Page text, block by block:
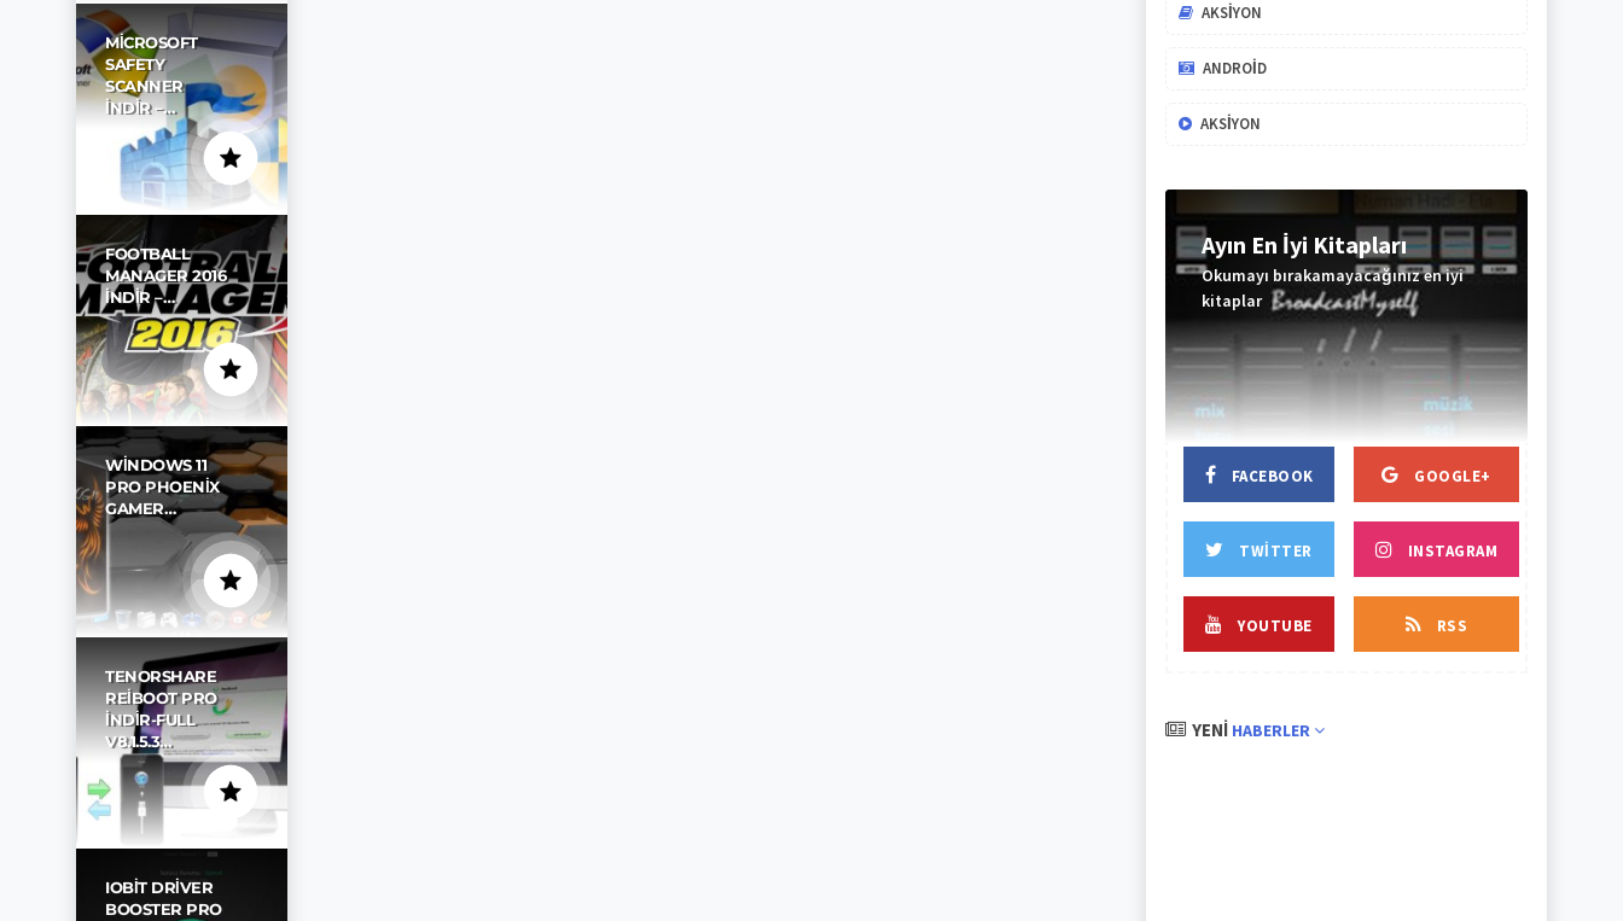
MICROSOFT
SAFETY
SCANNER
İNDIR –…
FOOTBALL
MANAGER 2016
İNDIR –…
WINDOWS 11
PRO PHOENIX
GAMER…
TENORSHARE
REIBOOT PRO
İNDIR-FULL
V8.1.5.3…
IOBIT DRIVER
BOOSTER PRO
AKSIYON
ANDROID
AKSIYON
Ayın En İyi Kitapları
Okumayı bırakamayacağınız en iyi
kitaplar
BAŞLIK
FACEBOOK
TWITTER
YOUTUBE
GOOGLE+
INSTAGRAM
RSS
YENI HABERLER